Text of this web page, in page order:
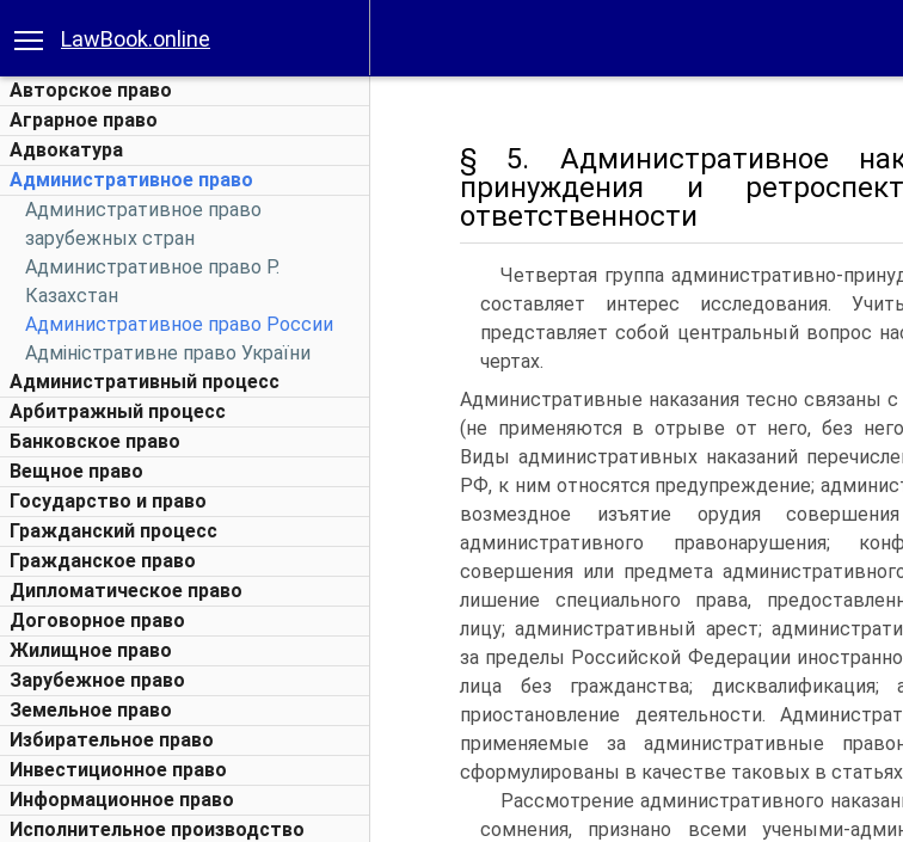
LawBook.online
Авторское право
Аграрное право
Адвокатура
Административное право
Административное право
зарубежных стран
Административное право Р.
Казахстан
Административное право России
Адміністративне право України
Административный процесс
Арбитражный процесс
Банковское право
Вещное право
Государство и право
Гражданский процесс
Гражданское право
Дипломатическое право
Договорное право
Жилищное право
Зарубежное право
Земельное право
Избирательное право
Инвестиционное право
Информационное право
Исполнительное производство
§ 5. Административное
принуждения и
ответственности
Четвертая группа административно-
составляет интерес исследования.
представляет собой центральный вопрос
чертах.
Административные наказания тесно связаны
(не применяются в отрыве от него, без
Виды административных наказаний
РФ, к ним относятся предупреждение;
возмездное изъятие орудия
административного правонарушения;
совершения или предмета
лишение специального права,
лицу; административный арест;
за пределы Российской Федерации
лица без гражданства; дисквалификация;
приостановление деятельности.
применяемые за административные
сформулированы в качестве таковых в
Рассмотрение административного
сомнения, признано всеми учеными-